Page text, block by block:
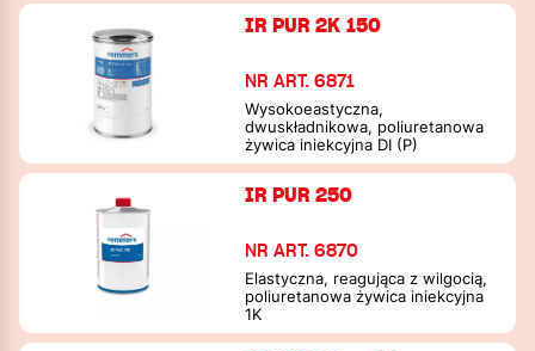
IR PUR 2K 150
NR ART. 6871
Wysokoeastyczna,
dwuskładnikowa, poliuretanowa
żywica iniekcyjna DI (P)
IR PUR 250
NR ART. 6870
Elastyczna, reagująca z wilgocią,
poliuretanowa żywica iniekcyjna
1K